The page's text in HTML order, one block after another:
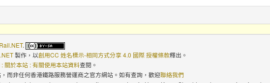
.
製作，以創用CC 姓名標示-相同方式分享 4.0 國際 授權條款釋出。
關於本站 : 有關使用本站資料查閱。
而非任何香港鐵路服務營運商之官方網站。如有查詢，歡迎聯絡我們